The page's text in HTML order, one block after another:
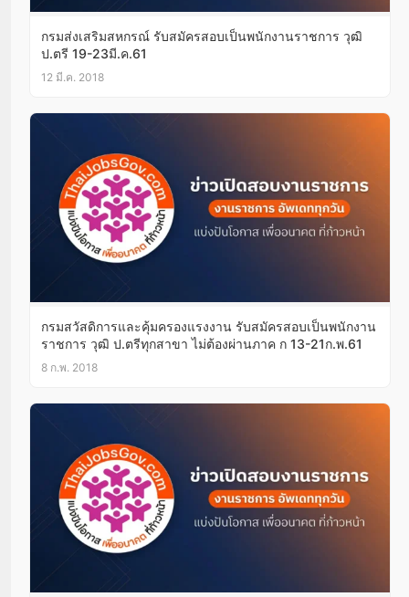
กรมส่งเสริมสหกรณ์ รับสมัครสอบเป็นพนักงานราชการ วุฒิ
ป.ตรี 19-23มี.ค.61
12 มี.ค. 2018
กรมสวัสดิการและคุ้มครองแรงงาน รับสมัครสอบเป็นพนักงาน
ราชการ วุฒิ ป.ตรีทุกสาขา ไม่ต้องผ่านภาค ก 13-21ก.พ.61
8 ก.พ. 2018